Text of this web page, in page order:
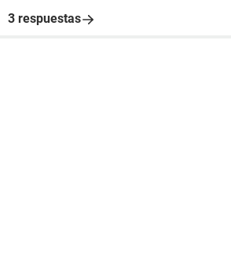
3 respuestas